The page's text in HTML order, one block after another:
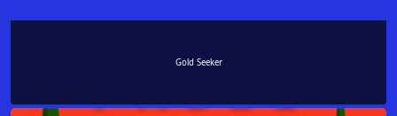
Gold Seeker